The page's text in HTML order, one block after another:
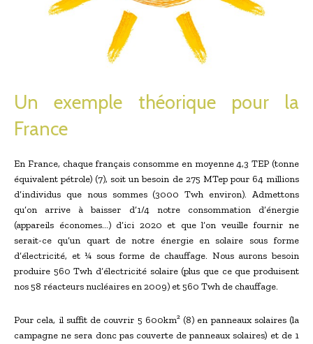
Un exemple théorique pour la
France
En France, chaque français consomme en moyenne 4,3 TEP (tonne
équivalent pétrole) (7), soit un besoin de 275 MTep pour 64 millions
d’individus que nous sommes (3000 Twh environ). Admettons
qu’on arrive à baisser d’1/4 notre consommation d’énergie
(appareils économes…) d’ici 2020 et que l’on veuille fournir ne
serait-ce qu’un quart de notre énergie en solaire sous forme
d’électricité, et ¼ sous forme de chauffage. Nous aurons besoin
produire 560 Twh d’électricité solaire (plus que ce que produisent
nos 58 réacteurs nucléaires en 2009) et 560 Twh de chauffage.
Pour cela, il suffit de couvrir 5 600km² (8) en panneaux solaires (la
campagne ne sera donc pas couverte de panneaux solaires) et de 1